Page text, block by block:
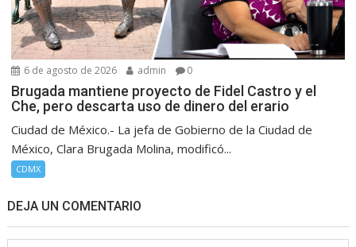
6 de agosto de 2026 admin 0
Brugada mantiene proyecto de Fidel Castro y el
Che, pero descarta uso de dinero del erario
Ciudad de México.- La jefa de Gobierno de la Ciudad de
México, Clara Brugada Molina, modificó...
CDMX
DEJA UN COMENTARIO